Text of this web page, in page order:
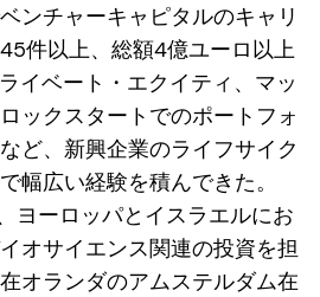
ンチャーキャピタルのキャリ
件以上、総額4億ユーロ以上
イベート・エクイティ、マッ
ックスタートでのポートフォ
ど、新興企業のライフサイク
幅広い経験を積んできた。
ヨーロッパとイスラエルにお
オサイエンス関連の投資を担
オランダのアムステルダム在